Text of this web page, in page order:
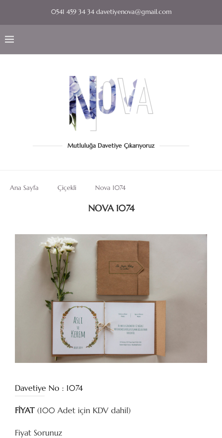
0541 459 34 34 davetiyenova@gmail.com
Mutluluğa Davetiye Çıkarıyoruz
Ana Sayfa Çiçekli Nova 1074
NOVA 1074
Davetiye No : 1074
FİYAT (100 Adet için KDV dahil)
Fiyat Sorunuz